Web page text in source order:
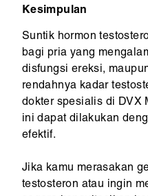
Kesimpulan
Suntik hormon
bagi pria yang
disfungsi ereksi,
rendahnya kadar
dokter spesialis di DVX
ini dapat dilakukan
efektif.
Jika kamu merasakan
testosteron atau ingin